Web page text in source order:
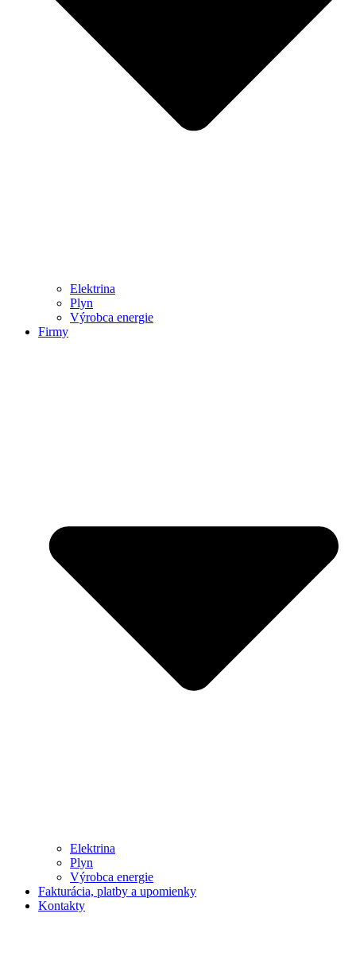
Elektrina
Plyn
Výrobca energie
Firmy
Elektrina
Plyn
Výrobca energie
Fakturácia, platby a upomienky
Kontakty